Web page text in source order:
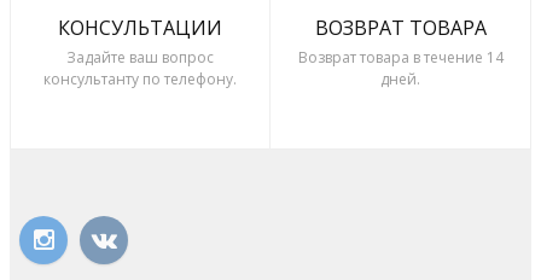
КОНСУЛЬТАЦИИ
Задайте ваш вопрос
консультанту по телефону.
ВОЗВРАТ ТОВАРА
Возврат товара в течение 14
дней.